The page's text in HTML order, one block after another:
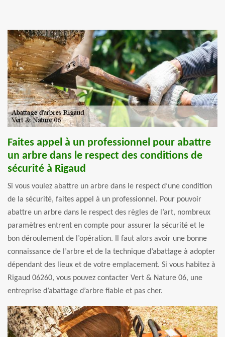
Faites appel à un professionnel pour abattre
un arbre dans le respect des conditions de
sécurité à Rigaud
Si vous voulez abattre un arbre dans le respect d’une condition
de la sécurité, faites appel à un professionnel. Pour pouvoir
abattre un arbre dans le respect des règles de l’art, nombreux
paramètres entrent en compte pour assurer la sécurité et le
bon déroulement de l’opération. Il faut alors avoir une bonne
connaissance de l’arbre et de la technique d’abattage à adopter
dépendant des lieux et de votre emplacement. Si vous habitez à
Rigaud 06260, vous pouvez contacter Vert & Nature 06, une
entreprise d’abattage d’arbre fiable et pas cher.